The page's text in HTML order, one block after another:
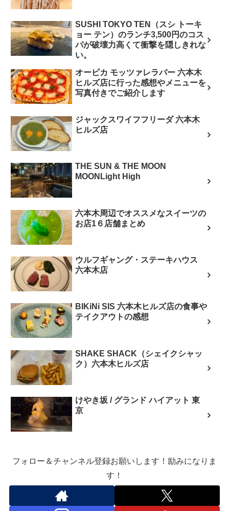
SUSHI TOKYO TEN（スシ トーキ
ョー テン）のランチ3,500円のコス
パが破壊力高くて衝撃を隠しきれな
い。
オービカ モッツァレラバー 六本木
ヒルズ店に行った感想やメニューを
写真付きでご紹介します
ジャックスワイフフリーダ 六本木
ヒルズ店
THE SUN & THE MOON
MOONLight High
六本木周辺でオススメなスイーツの
お店1６店舗まとめ
ウルフギャング・ステーキハウス
六本木店
BIKiNi SIS 六本木ヒルズ店の食事や
テイクアウトの感想
SHAKE SHACK（シェイクシャッ
ク）六本木ヒルズ店
けやき坂 / グランド ハイアット 東
京
フォロー＆チャンネル登録お願いします！励みになりま
す！